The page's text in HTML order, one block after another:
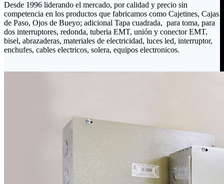
Desde 1996 liderando el mercado, por calidad y precio sin
competencia en los productos que fabricamos como Cajetines, Cajas
de Paso, Ojos de Bueyo; adicional Tapa cuadrada, para toma, para
dos interruptores, redonda, tuberia EMT, unión y conector EMT,
bisel, abrazaderas, materiales de electricidad, luces led, interruptor,
enchufes, cables electricos, solera, equipos electronicos.